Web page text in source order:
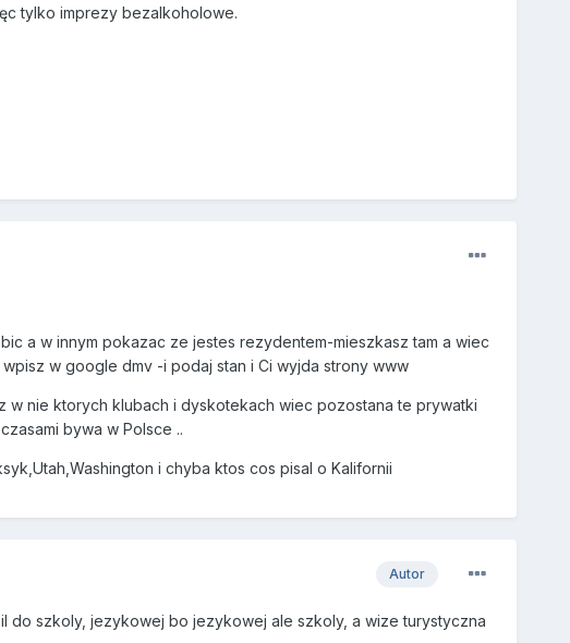
tylko imprezy bezalkoholowe.
a w innym pokazac ze jestes rezydentem-mieszkasz tam a wiec
w google dmv -i podaj stan i Ci wyjda strony www
w nie ktorych klubach i dyskotekach wiec pozostana te prywatki
bywa w Polsce ..
i chyba ktos cos pisal o Kalifornii
Autor
do szkoly, jezykowej bo jezykowej ale szkoly, a wize turystyczna